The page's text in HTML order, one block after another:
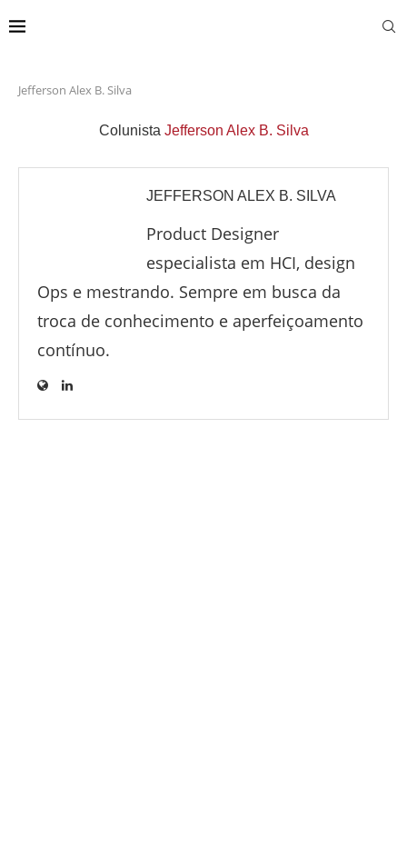
Jefferson Alex B. Silva
Colunista Jefferson Alex B. Silva
JEFFERSON ALEX B. SILVA
Product Designer
especialista em HCI, design
Ops e mestrando. Sempre em busca da
troca de conhecimento e aperfeiçoamento
contínuo.